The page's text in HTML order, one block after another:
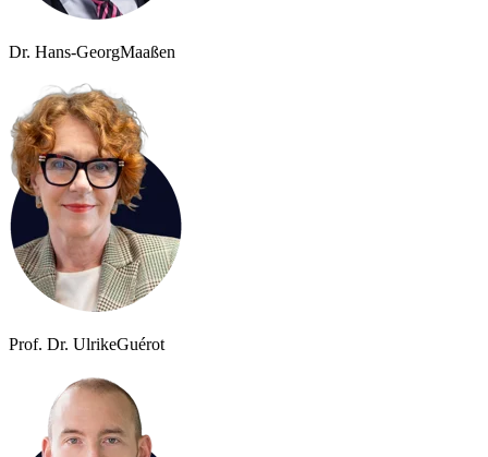
Dr. Hans-GeorgMaaßen
Prof. Dr. UlrikeGuérot